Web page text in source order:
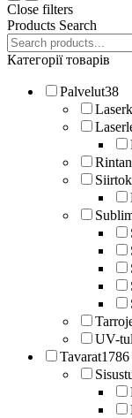
Close filters
Products Search
Search
products:
Категорії товарів
Palvelut38
UV-
Tavarat1786